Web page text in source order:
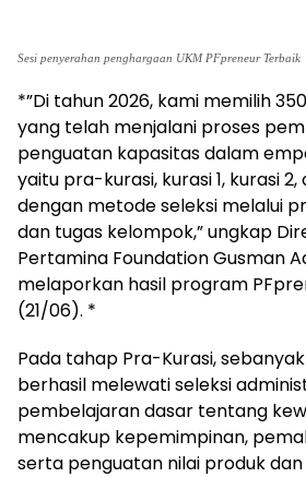
Sesi penyerahan penghargaan UKM PFpreneur Terbaik
*”Di tahun 2026, kami memilih
yang telah menjalani proses
penguatan kapasitas dalam
yaitu pra-kurasi, kurasi 1, kurasi
dengan metode seleksi melalui
dan tugas kelompok,” ungkap
Pertamina Foundation Gusman
melaporkan hasil program
(21/06). *
Pada tahap Pra-Kurasi,
berhasil melewati seleksi
pembelajaran dasar tentang
mencakup kepemimpinan,
serta penguatan nilai produk dan